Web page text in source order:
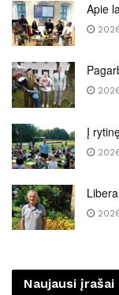
Apie
Į
Naujausi įrašai